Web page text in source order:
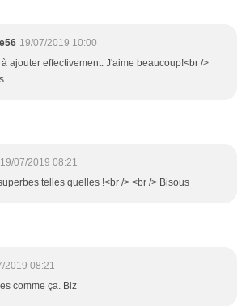
19/07/2019 10:00
à ajouter effectivement. J'aime beaucoup!<br />
19/07/2019 08:21
telles quelles !<br /> <br /> Bisous
2019 08:21
comme ça. Biz